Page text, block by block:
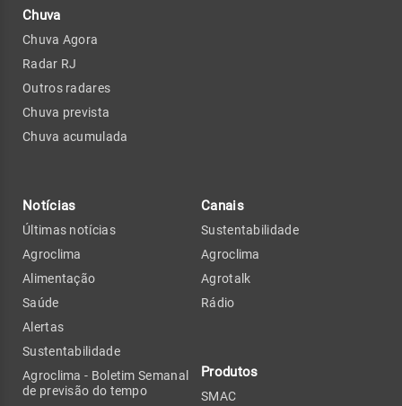
Chuva
Chuva Agora
Radar RJ
Outros radares
Chuva prevista
Chuva acumulada
Notícias
Últimas notícias
Agroclima
Alimentação
Saúde
Alertas
Sustentabilidade
Agroclima - Boletim Semanal
de previsão do tempo
Canais
Sustentabilidade
Agroclima
Agrotalk
Rádio
Produtos
SMAC